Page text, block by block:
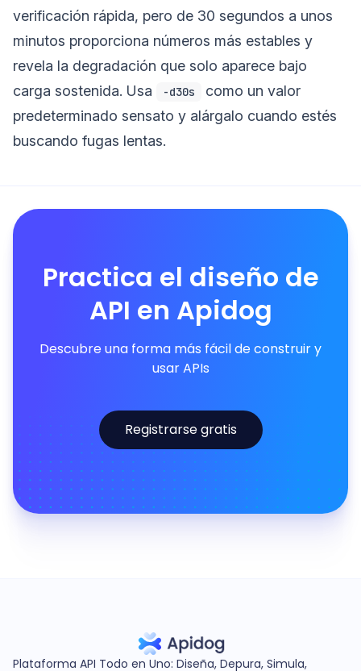
verificación rápida, pero de 30 segundos a unos
minutos proporciona números más estables y
revela la degradación que solo aparece bajo
carga sostenida. Usa
-d30s
como un valor
predeterminado sensato y alárgalo cuando estés
buscando fugas lentas.
Practica el diseño de
API en Apidog
Descubre una forma más fácil de construir y
usar APIs
Registrarse gratis
Plataforma API Todo en Uno: Diseña, Depura, Simula,